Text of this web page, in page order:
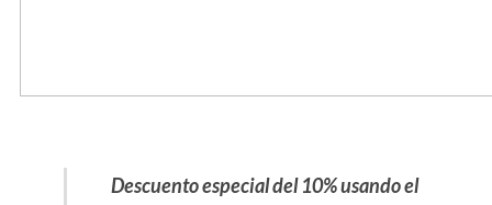
Descuento especial del 10% usando el